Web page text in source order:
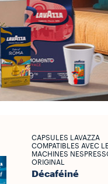
CAPSULES LAVAZZA
COMPATIBLES AVEC
MACHINES
ORIGINAL
Décaféiné